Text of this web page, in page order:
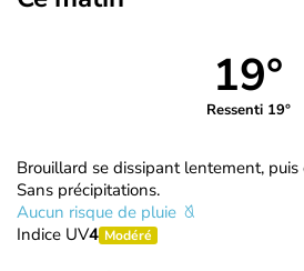
19°
Ressenti 19°
Brouillard se dissipant lentement, puis
Sans précipitations.
Aucun risque de pluie
Indice UV4 Modéré